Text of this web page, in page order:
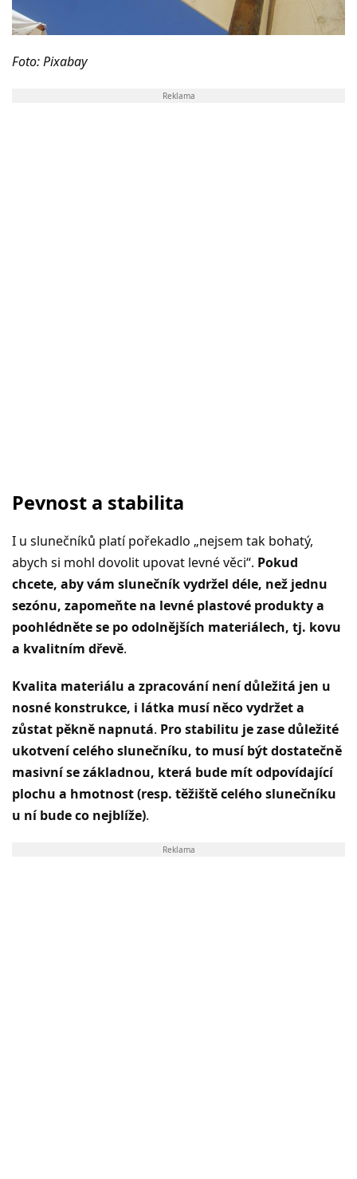
Foto: Pixabay
Reklama
Pevnost a stabilita
I u slunečníků platí pořekadlo „nejsem tak bohatý,
abych si mohl dovolit upovat levné věci“. Pokud
chcete, aby vám slunečník vydržel déle, než jednu
sezónu, zapomeňte na levné plastové produkty a
poohlédněte se po odolnějších materiálech, tj. kovu
a kvalitním dřevě.
Kvalita materiálu a zpracování není důležitá jen u
nosné konstrukce, i látka musí něco vydržet a
zůstat pěkně napnutá. Pro stabilitu je zase důležité
ukotvení celého slunečníku, to musí být dostatečně
masivní se základnou, která bude mít odpovídající
plochu a hmotnost (resp. těžiště celého slunečníku
u ní bude co nejblíže).
Reklama